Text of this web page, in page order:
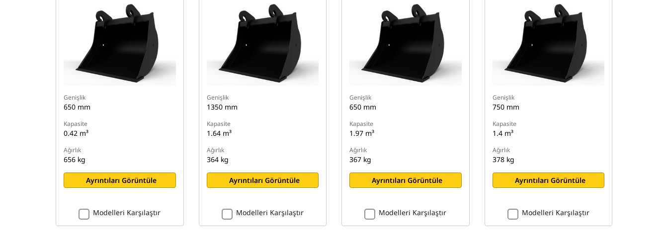
Genişlik
650 mm
Kapasite
0.42 m³
Ağırlık
656 kg
Ayrıntıları Görüntüle
Modelleri Karşılaştır
Genişlik
1350 mm
Kapasite
1.64 m³
Ağırlık
364 kg
Ayrıntıları Görüntüle
Modelleri Karşılaştır
Genişlik
650 mm
Kapasite
1.97 m³
Ağırlık
367 kg
Ayrıntıları Görüntüle
Modelleri Karşılaştır
Genişlik
750 mm
Kapasite
1.4 m³
Ağırlık
378 kg
Ayrıntıları Görüntüle
Modelleri Karşılaştır